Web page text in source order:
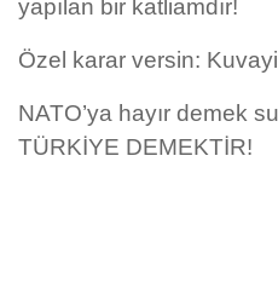
yapılan bir katliamdır!
Özel karar versin:
NATO’ya hayır demek
TÜRKİYE DEMEKTİR!